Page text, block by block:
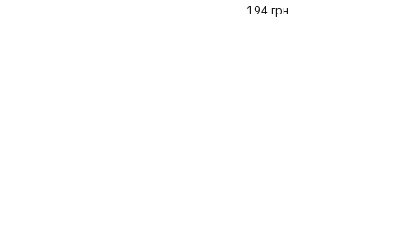
194 грн